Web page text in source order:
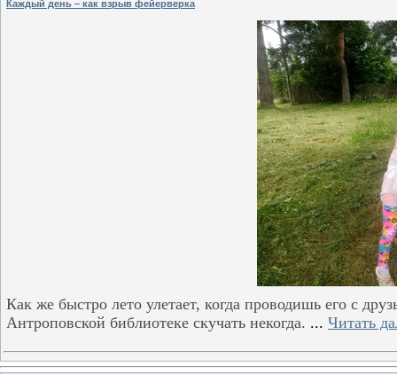
Каждый день – как взрыв фейерверка
Как же быстро лето улетает, когда проводишь его с
Антроповской библиотеке скучать некогда. ... Читать